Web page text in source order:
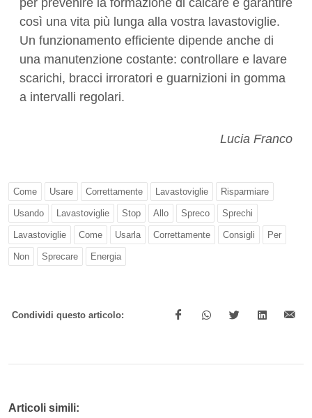
per prevenire la formazione di calcare e garantire
così una vita più lunga alla vostra lavastoviglie.
Un funzionamento efficiente dipende anche di
una manutenzione costante: controllare e lavare
scarichi, bracci irroratori e guarnizioni in gomma
a intervalli regolari.
Lucia Franco
Come Usare Correttamente Lavastoviglie Risparmiare
Usando Lavastoviglie Stop Allo Spreco Sprechi
Lavastoviglie Come Usarla Correttamente Consigli Per
Non Sprecare Energia
Condividi questo articolo:
Articoli simili: